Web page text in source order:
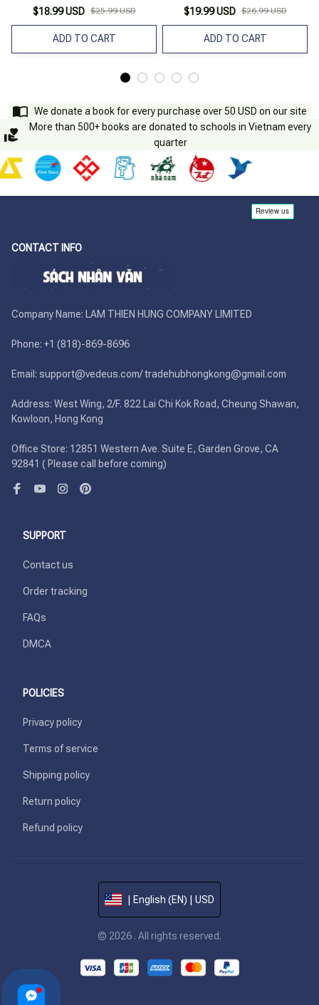
Kèm Bookmark
$18.99 USD $25.99 USD
ADD TO CART
Kèm Bookmark
$19.99 USD $26.99 USD
ADD TO CART
We donate a book for every purchase over 50 USD on our site
More than 500+ books are donated to schools in Vietnam every
quarter
CONTACT INFO
Company Name: LAM THIEN HUNG COMPANY LIMITED
Phone: +1 (818)-869-8696
Email: support@vedeus.com/ tradehubhongkong@gmail.com
Address: West Wing, 2/F. 822 Lai Chi Kok Road, Cheung Shawan,
Kowloon, Hong Kong
Office Store: 12851 Western Ave. Suite E, Garden Grove, CA
92841 ( Please call before coming)
SUPPORT
Contact us
Order tracking
FAQs
DMCA
POLICIES
Privacy policy
Terms of service
Shipping policy
Return policy
Refund policy
| English (EN) | USD
© 2026 . All rights reserved.